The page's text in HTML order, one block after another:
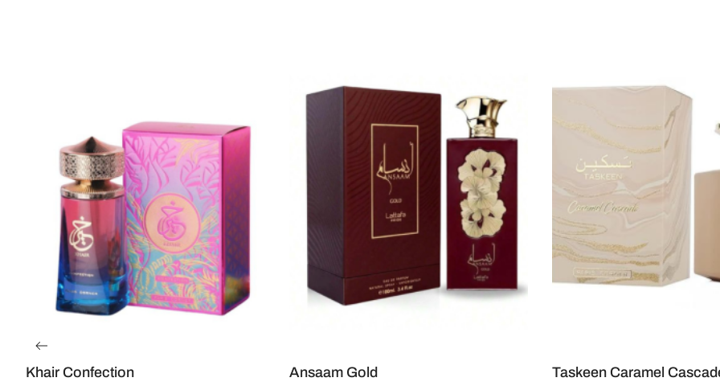
Khair Confection Ansaam Gold Taskeen Caramel